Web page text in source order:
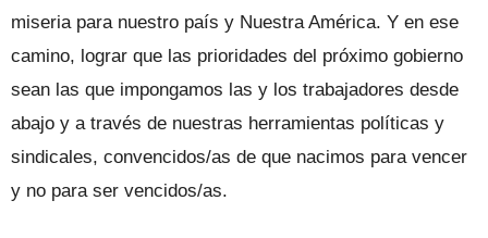
miseria para nuestro país y Nuestra América. Y en ese
camino, lograr que las prioridades del próximo gobierno
sean las que impongamos las y los trabajadores desde
abajo y a través de nuestras herramientas políticas y
sindicales, convencidos/as de que nacimos para vencer
y no para ser vencidos/as.